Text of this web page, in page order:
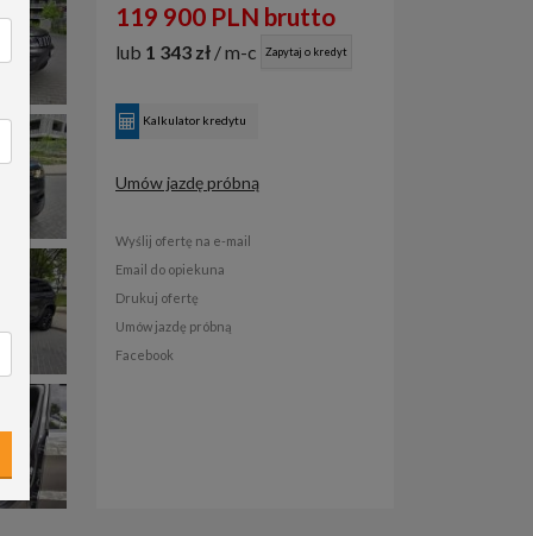
119 900 PLN brutto
lub 1 343 zł / m-c Zapytaj o kredyt
Kalkulator kredytu
Umów jazdę próbną
Wyślij ofertę na e-mail
Email do opiekuna
Drukuj ofertę
Umów jazdę próbną
Facebook